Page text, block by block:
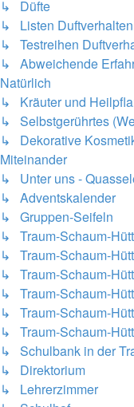
↳ Düfte
↳ Listen Duftverhalten
↳ Testreihen
↳ Abweichende
Natürlich
↳ Kräuter und
↳ Selbstgerührtes
↳ Dekorative
Miteinander
↳ Unter uns -
↳ Adventskalender
↳ Gruppen-Seifeln
↳ Traum-Schaum-
↳ Traum-Schaum-
↳ Traum-Schaum-
↳ Traum-Schaum-
↳ Traum-Schaum-
↳ Traum-Schaum-
↳ Schulbank in der
↳ Direktorium
↳ Lehrerzimmer